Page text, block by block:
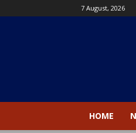
7 August, 2026
HOME